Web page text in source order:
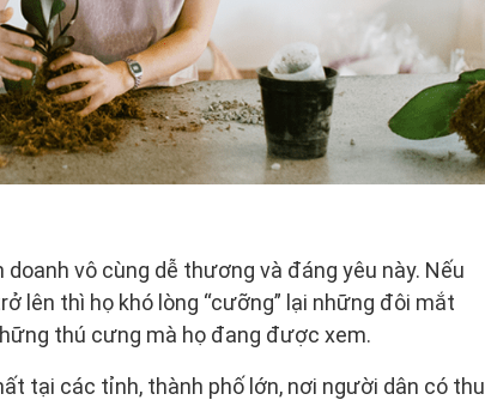
vô cùng dễ thương và đáng yêu này. Nếu
lên thì họ khó lòng “cưỡng” lại những đôi mắt
thú cưng mà họ đang được xem.
tại các tỉnh, thành phố lớn, nơi người dân có thu